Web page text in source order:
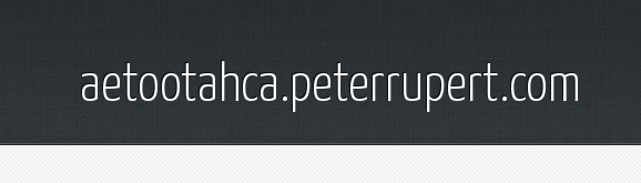
aetootahca.peterrupert.com